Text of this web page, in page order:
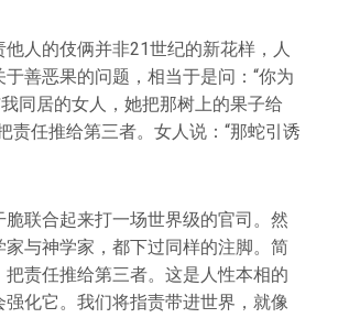
人的伎俩并非21世纪的新花样，人
善恶果的问题，相当于是问：“你为
同居的女人，她把那树上的果子给
责任推给第三者。女人说：“那蛇引诱
联合起来打一场世界级的官司。然
与神学家，都下过同样的注脚。简
责任推给第三者。这是人性本相的
化它。我们将指责带进世界，就像